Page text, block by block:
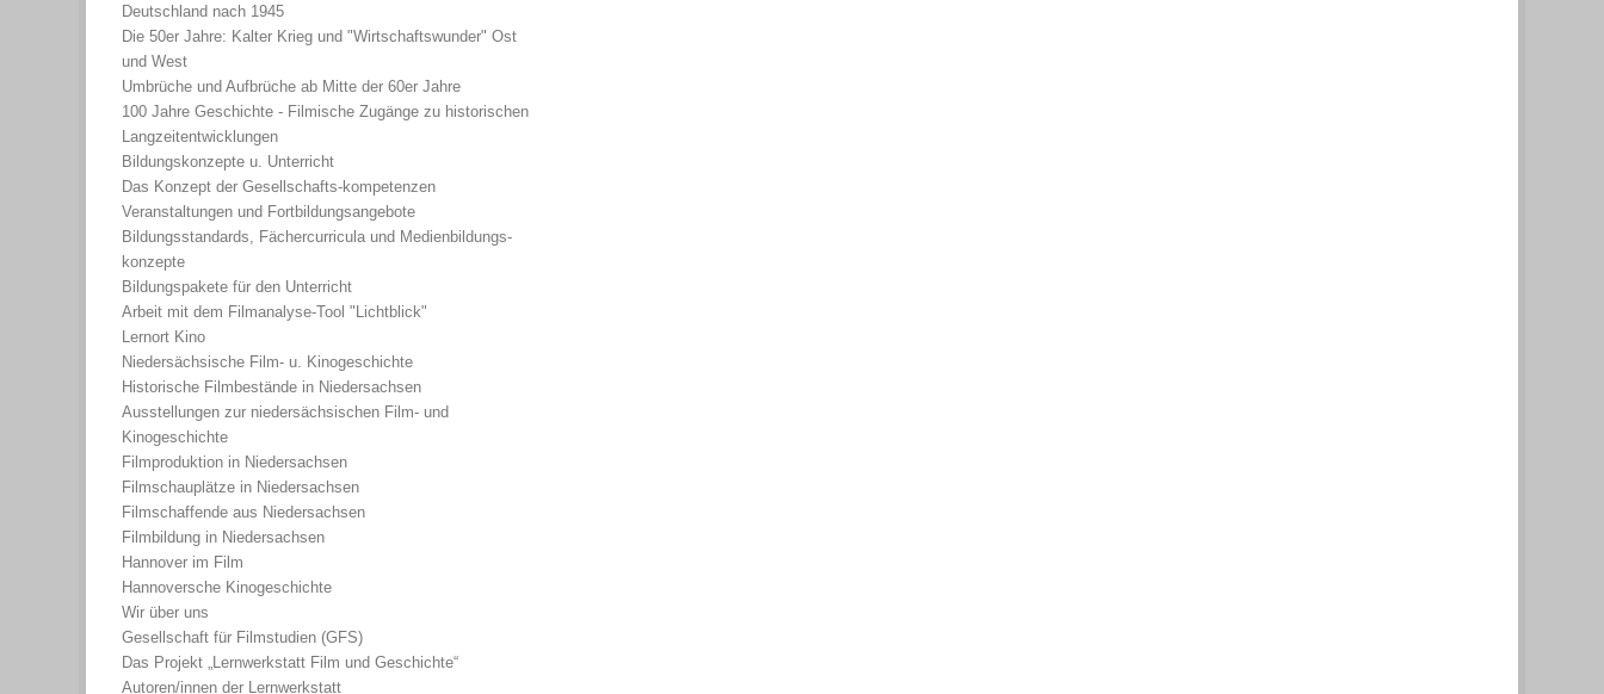
Deutschland nach 1945
Die 50er Jahre: Kalter Krieg und "Wirtschaftswunder" Ost
und West
Umbrüche und Aufbrüche ab Mitte der 60er Jahre
100 Jahre Geschichte - Filmische Zugänge zu historischen
Langzeitentwicklungen
Bildungskonzepte u. Unterricht
Das Konzept der Gesellschafts-kompetenzen
Veranstaltungen und Fortbildungsangebote
Bildungsstandards, Fächercurricula und Medienbildungs-
konzepte
Bildungspakete für den Unterricht
Arbeit mit dem Filmanalyse-Tool "Lichtblick"
Lernort Kino
Niedersächsische Film- u. Kinogeschichte
Historische Filmbestände in Niedersachsen
Ausstellungen zur niedersächsischen Film- und
Kinogeschichte
Filmproduktion in Niedersachsen
Filmschauplätze in Niedersachsen
Filmschaffende aus Niedersachsen
Filmbildung in Niedersachsen
Hannover im Film
Hannoversche Kinogeschichte
Wir über uns
Gesellschaft für Filmstudien (GFS)
Das Projekt „Lernwerkstatt Film und Geschichte“
Autoren/innen der Lernwerkstatt